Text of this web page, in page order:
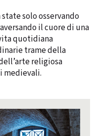
solo osservando
il cuore di una
quotidiana
trame della
religiosa
medievali.